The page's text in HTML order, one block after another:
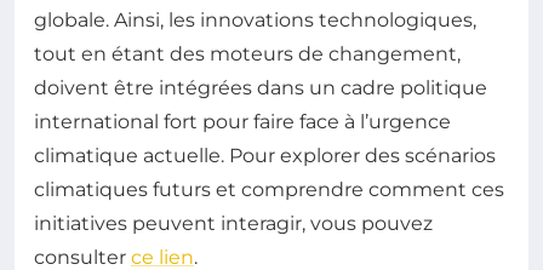
globale. Ainsi, les innovations technologiques,
tout en étant des moteurs de changement,
doivent être intégrées dans un cadre politique
international fort pour faire face à l’urgence
climatique actuelle. Pour explorer des scénarios
climatiques futurs et comprendre comment ces
initiatives peuvent interagir, vous pouvez
consulter ce lien.